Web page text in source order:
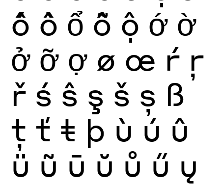
ố ồ ổ ỗ ộ ớ ờ
ở ỡ ợ ø œ ŕ ŗ
ř ś ŝ ş š ș ß
ţ ť ŧ þ ù ú û
ü ũ ū ŭ ů ű ų